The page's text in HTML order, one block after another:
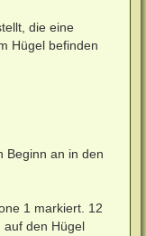
die eine
Hügel befinden
Beginn an in den
1 markiert. 12
auf den Hügel